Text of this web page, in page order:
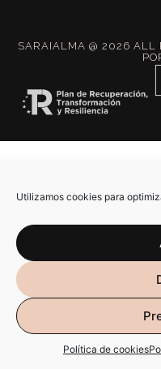
Utilizamos cookies para
Política de cookies
SARAIALMA @ 2026 ALL